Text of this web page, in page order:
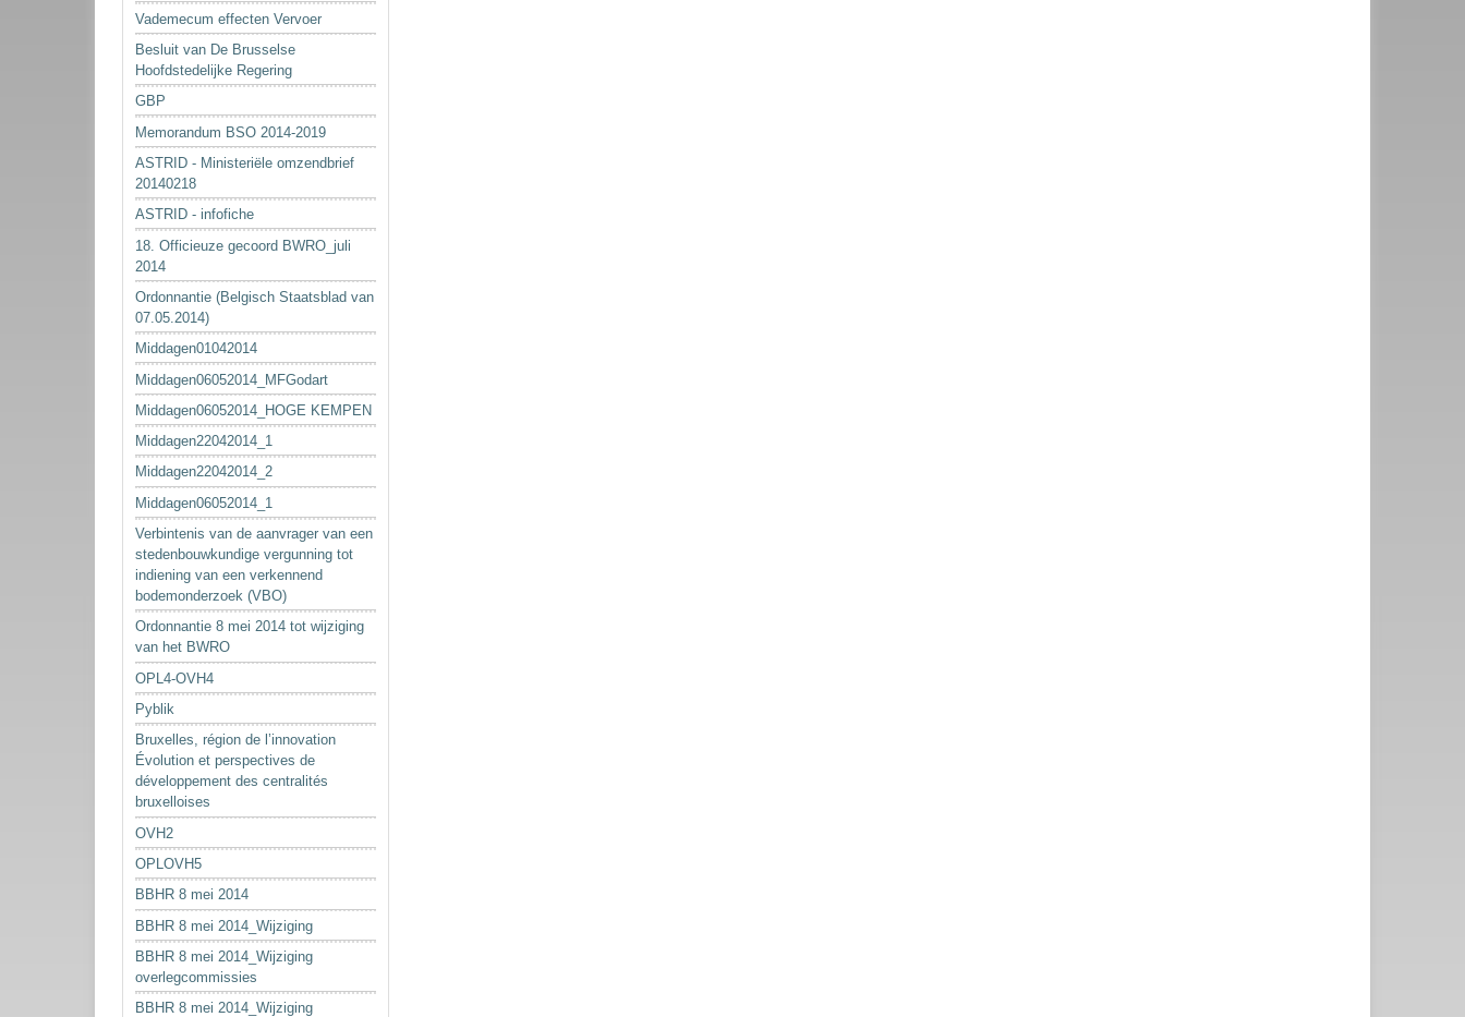
Vademecum effecten Vervoer
Besluit van De Brusselse
Hoofdstedelijke Regering
GBP
Memorandum BSO 2014-2019
ASTRID - Ministeriële omzendbrief
20140218
ASTRID - infofiche
18. Officieuze gecoord BWRO_juli
2014
Ordonnantie (Belgisch Staatsblad van
07.05.2014)
Middagen01042014
Middagen06052014_MFGodart
Middagen06052014_HOGE KEMPEN
Middagen22042014_1
Middagen22042014_2
Middagen06052014_1
Verbintenis van de aanvrager van een
stedenbouwkundige vergunning tot
indiening van een verkennend
bodemonderzoek (VBO)
Ordonnantie 8 mei 2014 tot wijziging
van het BWRO
OPL4-OVH4
Pyblik
Bruxelles, région de l’innovation
Évolution et perspectives de
développement des centralités
bruxelloises
OVH2
OPLOVH5
BBHR 8 mei 2014
BBHR 8 mei 2014_Wijziging
BBHR 8 mei 2014_Wijziging
overlegcommissies
BBHR 8 mei 2014_Wijziging